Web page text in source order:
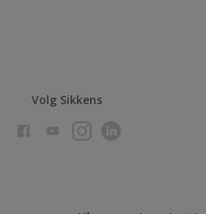
Volg Sikkens